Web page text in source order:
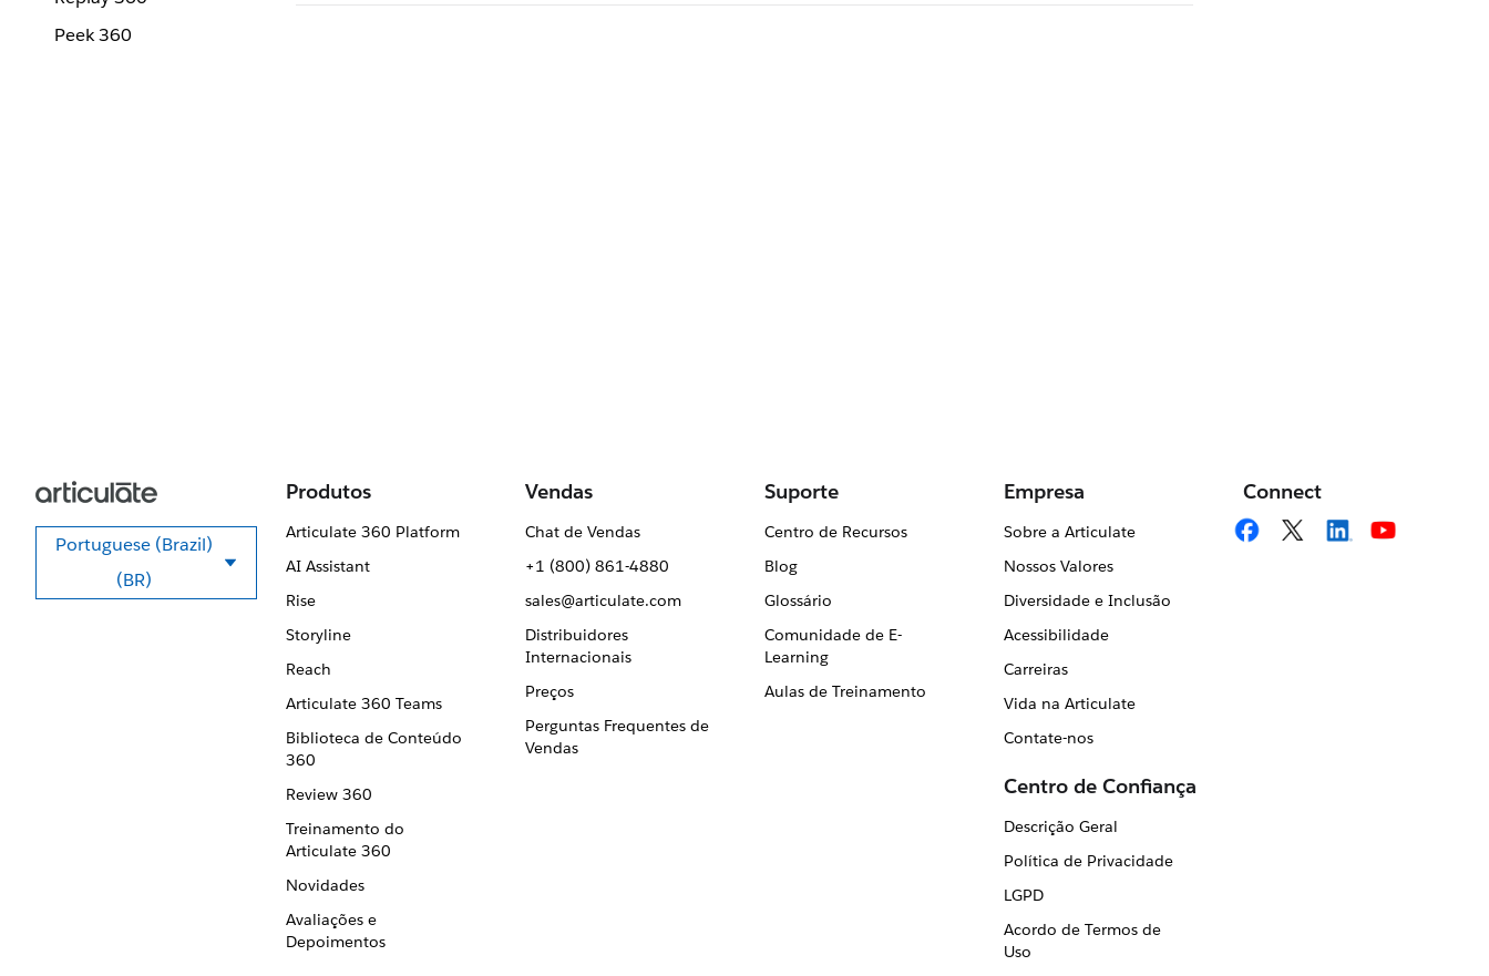
Peek 360
Portuguese (Brazil)
(BR)Selecione seu idioma
Produtos
Articulate 360 Platform
AI Assistant
Rise
Storyline
Reach
Articulate 360 Teams
Biblioteca de Conteúdo
360
Review 360
Treinamento do
Articulate 360
Novidades
Avaliações e
Depoimentos
Vendas
Chat de Vendas
+1 (800) 861-4880
sales@articulate.com
Distribuidores
Internacionais
Preços
Perguntas Frequentes de
Vendas
Suporte
Centro de Recursos
Blog
Glossário
Comunidade de E-
Learning
Aulas de Treinamento
Empresa
Sobre a Articulate
Nossos Valores
Diversidade e Inclusão
Acessibilidade
Carreiras
Vida na Articulate
Contate-nos
Centro de Confiança
Descrição Geral
Política de Privacidade
LGPD
Acordo de Termos de
Uso
Connect